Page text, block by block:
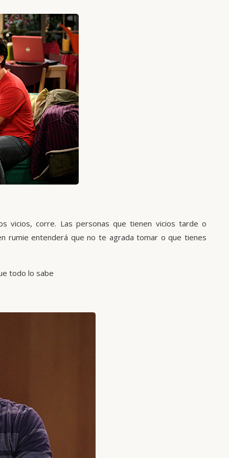
vicios, corre. Las personas que tienen vicios tarde o
rumie entenderá que no te agrada tomar o que tienes
todo lo sabe